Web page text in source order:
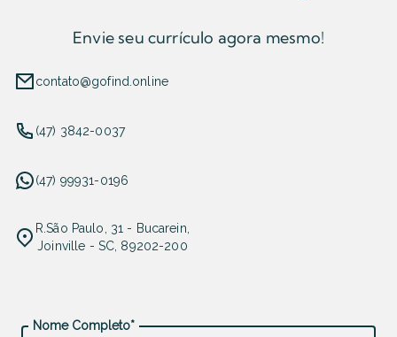
Envie seu currículo agora mesmo!
contato@gofind.online
(47) 3842-0037
(47) 99931-0196
R.São Paulo, 31 - Bucarein,
Joinville - SC, 89202-200